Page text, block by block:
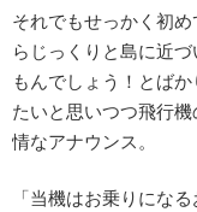
それでもせっかく初
らじっくりと島に近
もんでしょう！とば
たいと思いつつ飛行
情なアナウンス。
「当機はお乗りにな